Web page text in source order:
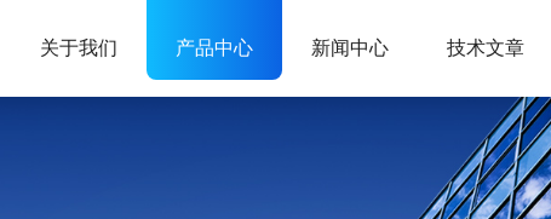
关于我们 产品中心 新闻中心 技术文章